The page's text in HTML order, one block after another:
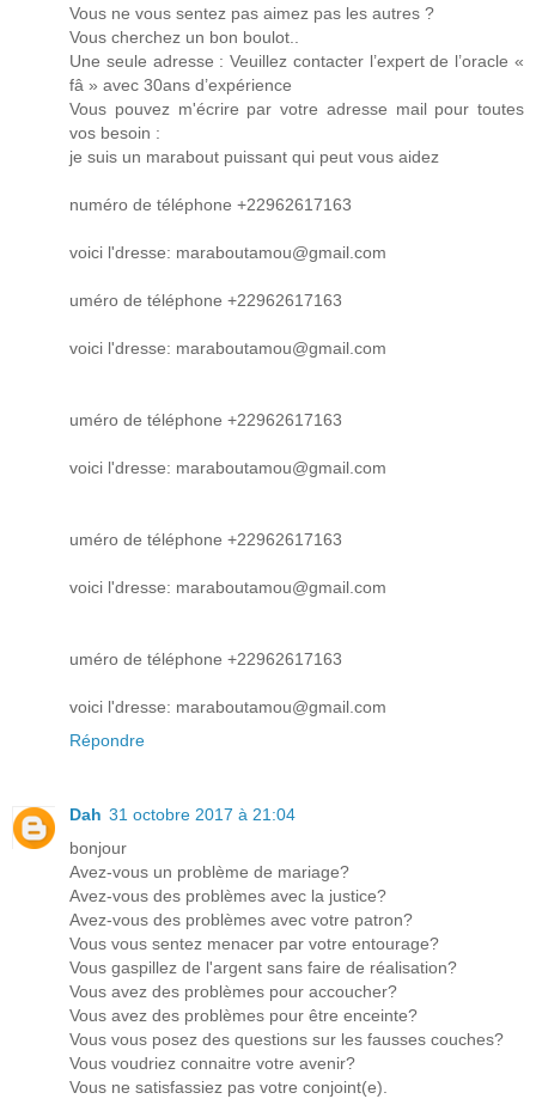
Vous ne vous sentez pas aimez pas les autres ?
Vous cherchez un bon boulot..
Une seule adresse : Veuillez contacter l’expert de l’oracle «
fâ » avec 30ans d’expérience
Vous pouvez m'écrire par votre adresse mail pour toutes
vos besoin :
je suis un marabout puissant qui peut vous aidez
numéro de téléphone +22962617163
voici l'dresse: maraboutamou@gmail.com
uméro de téléphone +22962617163
voici l'dresse: maraboutamou@gmail.com
uméro de téléphone +22962617163
voici l'dresse: maraboutamou@gmail.com
uméro de téléphone +22962617163
voici l'dresse: maraboutamou@gmail.com
uméro de téléphone +22962617163
voici l'dresse: maraboutamou@gmail.com
Répondre
Dah 31 octobre 2017 à 21:04
bonjour
Avez-vous un problème de mariage?
Avez-vous des problèmes avec la justice?
Avez-vous des problèmes avec votre patron?
Vous vous sentez menacer par votre entourage?
Vous gaspillez de l'argent sans faire de réalisation?
Vous avez des problèmes pour accoucher?
Vous avez des problèmes pour être enceinte?
Vous vous posez des questions sur les fausses couches?
Vous voudriez connaitre votre avenir?
Vous ne satisfassiez pas votre conjoint(e).